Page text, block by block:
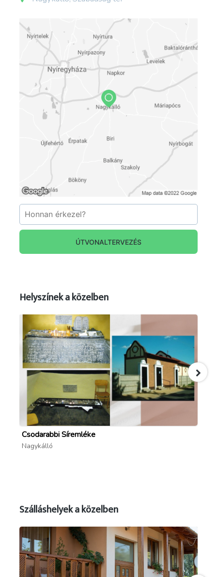
Szabadság téren áll az az épület, amelyben
1870-ben nyílt meg a megye első állami
gimnáziuma, hogy 137 évig azon a helyen
működjön.
forrás: nagykallo.hu
ÚTVONALTERVEZÉS
Helyszínek a közelben
Csodarabbi Síremléke
Nagykálló
Szálláshelyek a közelben